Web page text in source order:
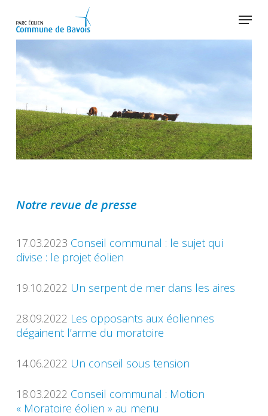
main
content
Menu
Notre revue de presse
17.03.2023 Conseil communal : le sujet qui
divise : le projet éolien
19.10.2022 Un serpent de mer dans les aires
28.09.2022 Les opposants aux éoliennes
dégainent l’arme du moratoire
14.06.2022 Un conseil sous tension
18.03.2022 Conseil communal : Motion
« Moratoire éolien » au menu
Close